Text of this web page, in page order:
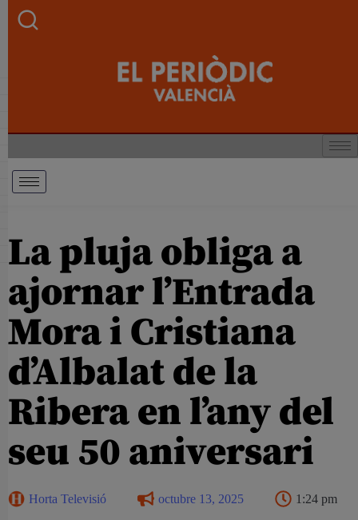
La pluja obliga a
ajornar l’Entrada
Mora i Cristiana
d’Albalat de la
Ribera en l’any del
seu 50 aniversari
Horta Televisió octubre 13, 2025 1:24 pm